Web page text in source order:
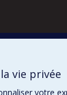
vie privée
votre